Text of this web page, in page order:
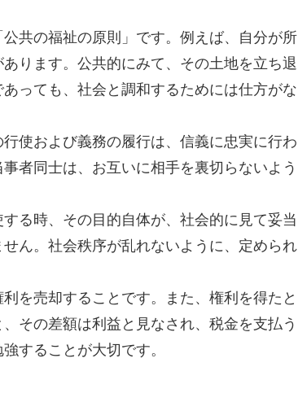
共の福祉の原則」です。例えば、自分が所
ります。公共的にみて、その土地を立ち退
っても、社会と調和するためには仕方がな
使および義務の履行は、信義に忠実に行わ
者同士は、お互いに相手を裏切らないよう
る時、その目的自体が、社会的に見て妥当
ん。社会秩序が乱れないように、定められ
を売却することです。また、権利を得たと
その差額は利益と見なされ、税金を支払う
することが大切です。